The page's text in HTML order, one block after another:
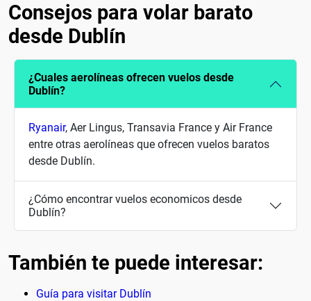
Consejos para volar barato
desde Dublín
¿Cuales aerolíneas ofrecen vuelos desde
Dublín?
Ryanair, Aer Lingus, Transavia France y Air France
entre otras aerolíneas que ofrecen vuelos baratos
desde Dublín.
¿Cómo encontrar vuelos economicos desde
Dublín?
También te puede interesar:
Guía para visitar Dublín